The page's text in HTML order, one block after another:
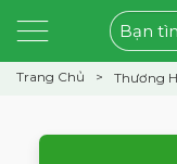
Trang Chủ Thương